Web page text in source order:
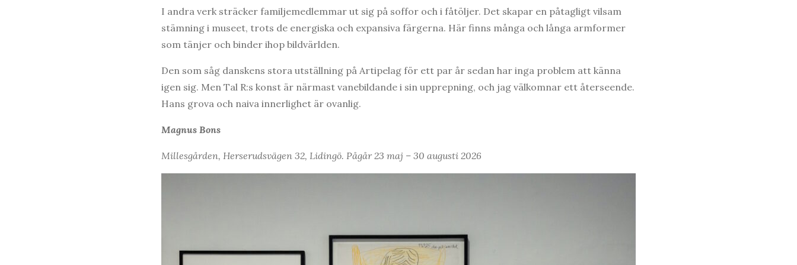
I andra verk sträcker familjemedlemmar ut sig på soffor och i fåtöljer. Det skapar en påtagligt vilsam
stämning i museet, trots de energiska och expansiva färgerna. Här finns många och långa armformer
som tänjer och binder ihop bildvärlden.
Den som såg danskens stora utställning på Artipelag för ett par år sedan har inga problem att känna
igen sig. Men Tal R:s konst är närmast vanebildande i sin upprepning, och jag välkomnar ett återseende.
Hans grova och naiva innerlighet är ovanlig.
Magnus Bons
Millesgården, Herserudsvägen 32, Lidingö. Pågår 23 maj – 30 augusti 2026